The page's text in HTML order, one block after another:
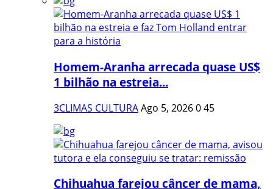
Homem-Aranha arrecada quase US$
1 bilhão na estreia...
3CLIMAS CULTURAAgo 5, 2026045
Chihuahua farejou câncer de mama,